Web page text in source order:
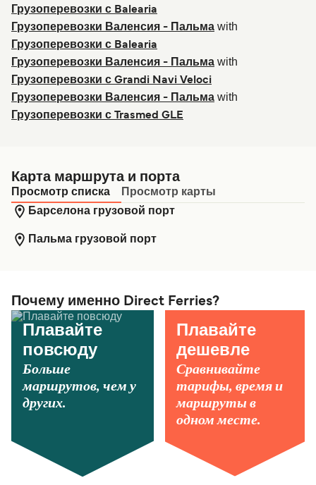
Грузоперевозки с Balearia
Грузоперевозки Валенсия - Пальма with
Грузоперевозки с Balearia
Грузоперевозки Валенсия - Пальма with
Грузоперевозки с Grandi Navi Veloci
Грузоперевозки Валенсия - Пальма with
Грузоперевозки с Trasmed GLE
Карта маршрута и порта
Просмотр списка
Просмотр карты
Барселона грузовой порт
Пальма грузовой порт
Почему именно Direct Ferries?
Плавайте
повсюду
Больше
маршрутов, чем у
других.
Плавайте
дешевле
Сравнивайте
тарифы, время и
маршруты в
одном месте.